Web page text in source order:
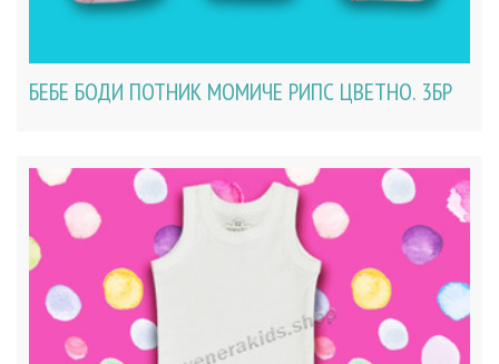
БЕБЕ БОДИ ПОТНИК МОМИЧЕ РИПС ЦВЕТНО. 3БР